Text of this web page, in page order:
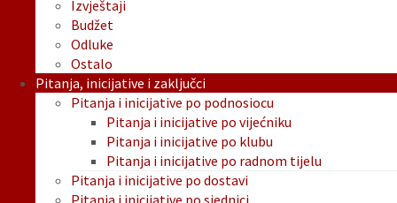
Izvještaji
Budžet
Odluke
Ostalo
Pitanja, inicijative i zaključci
Pitanja i inicijative po podnosiocu
Pitanja i inicijative po vijećniku
Pitanja i inicijative po klubu
Pitanja i inicijative po radnom tijelu
Pitanja i inicijative po dostavi